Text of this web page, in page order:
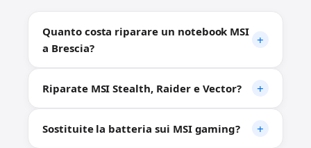
Quanto costa riparare un notebook MSI
a Brescia?
Riparate MSI Stealth, Raider e Vector?
Sostituite la batteria sui MSI gaming?